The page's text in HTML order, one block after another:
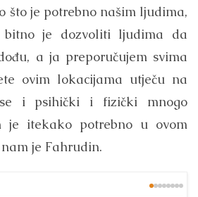
što je potrebno našim ljudima,
je dozvoliti ljudima da
a ja preporučujem svima
ovim lokacijama utječu na
se i psihički i fizički mnogo
je itekako potrebno u ovom
je Fahrudin.